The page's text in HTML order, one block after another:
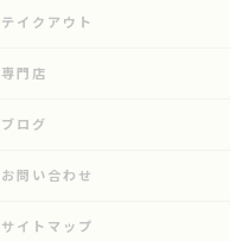
テイクアウト
専門店
ブログ
お問い合わせ
サイトマップ